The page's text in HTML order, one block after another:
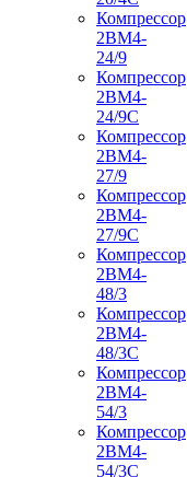
Компрессор
2ВМ4-
24/9
Компрессор
2ВМ4-
24/9С
Компрессор
2ВМ4-
27/9
Компрессор
2ВМ4-
27/9С
Компрессор
2ВМ4-
48/3
Компрессор
2ВМ4-
48/3С
Компрессор
2ВМ4-
54/3
Компрессор
2ВМ4-
54/3С